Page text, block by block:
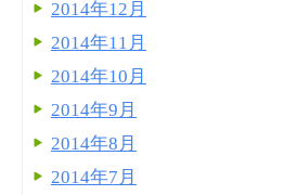
2014年12月
2014年11月
2014年10月
2014年9月
2014年8月
2014年7月